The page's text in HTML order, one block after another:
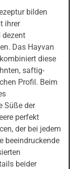
bilden
ihrer
dezent
Das Hayvan
diese
saftig-
Profil. Beim
Süße der
perfekt
der bei jedem
beeindruckende
beider